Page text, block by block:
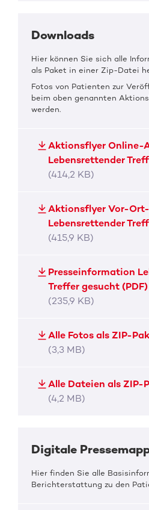
Downloads
Hier können Sie sich alle
als Paket in einer Zip-Datei
Fotos von Patienten zur
beim oben genannten
werden.
Aktionsflyer Online-
Lebensrettender
(414,2 KB)
Aktionsflyer Vor-
Lebensrettender
(415,9 KB)
Presseinformation
Treffer gesucht (PDF)
(235,9 KB)
Alle Fotos als ZIP-
(3,3 MB)
Alle Dateien als ZIP-
(4,2 MB)
Digitale
Hier finden Sie alle
Berichterstattung zu den